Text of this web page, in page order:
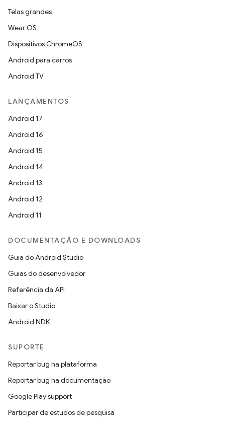
Telas grandes
Wear OS
Dispositivos ChromeOS
Android para carros
Android TV
LANÇAMENTOS
Android 17
Android 16
Android 15
Android 14
Android 13
Android 12
Android 11
DOCUMENTAÇÃO E DOWNLOADS
Guia do Android Studio
Guias do desenvolvedor
Referência da API
Baixar o Studio
Android NDK
SUPORTE
Reportar bug na plataforma
Reportar bug na documentação
Google Play support
Participar de estudos de pesquisa